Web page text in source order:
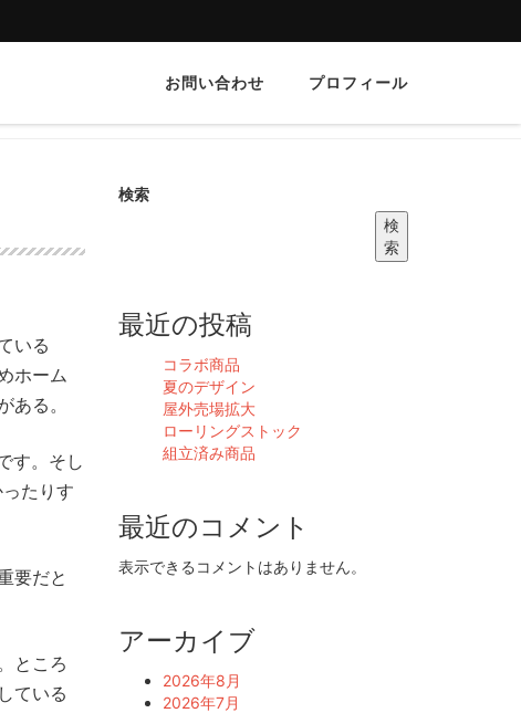
お問い合わせ プロフィール
いる
ホーム
る。
す。そし
たりす
要だと
ところ
ている
検索
検
索
最近の投稿
コラボ商品
夏のデザイン
屋外売場拡大
ローリングストック
組立済み商品
最近のコメント
表示できるコメントはありません。
アーカイブ
2026年8月
2026年7月